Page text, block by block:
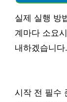
실제 실행 방
계마다 소요
내하겠습니다.
시작 전 필수